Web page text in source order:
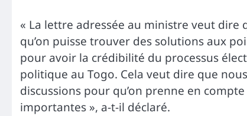
« La lettre adressée au ministre veut dire
qu’on puisse trouver des solutions aux
pour avoir la crédibilité du processus
politique au Togo. Cela veut dire que
discussions pour qu’on prenne en
importantes », a-t-il déclaré.